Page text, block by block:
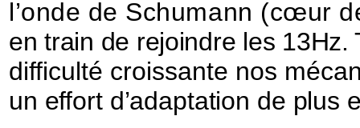
l’onde de Schumann (cœur
en train de rejoindre les
difficulté croissante nos
un effort d’adaptation de plus